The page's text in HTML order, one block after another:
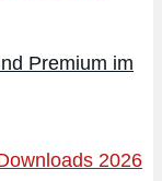
Premium im